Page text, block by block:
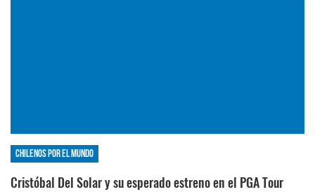
Chilenos por el mundo
Cristóbal Del Solar y su esperado estreno en el PGA Tour